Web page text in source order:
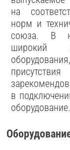
на
норм и
союза. В
широкий
в
оборудование.